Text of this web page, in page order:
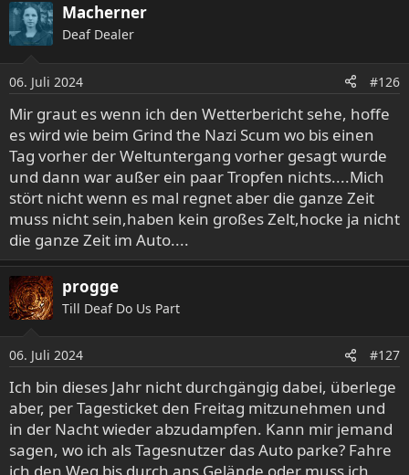
Macherner
Deaf Dealer
06. Juli 2024 #126
Mir graut es wenn ich den Wetterbericht sehe, hoffe
es wird wie beim Grind the Nazi Scum wo bis einen
Tag vorher der Weltuntergang vorher gesagt wurde
und dann war außer ein paar Tropfen nichts....Mich
stört nicht wenn es mal regnet aber die ganze Zeit
muss nicht sein,haben kein großes Zelt,hocke ja nicht
die ganze Zeit im Auto....
progge
Till Deaf Do Us Part
06. Juli 2024 #127
Ich bin dieses Jahr nicht durchgängig dabei, überlege
aber, per Tagesticket den Freitag mitzunehmen und
in der Nacht wieder abzudampfen. Kann mir jemand
sagen, wo ich als Tagesnutzer das Auto parke? Fahre